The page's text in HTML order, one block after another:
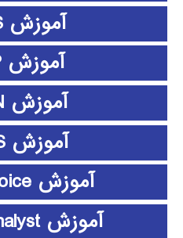
آموزش EDIUS
آموزش EMTP
آموزش ePLAN
آموزش ETABS
آموزش expert choice
آموزش Frontier Analyst